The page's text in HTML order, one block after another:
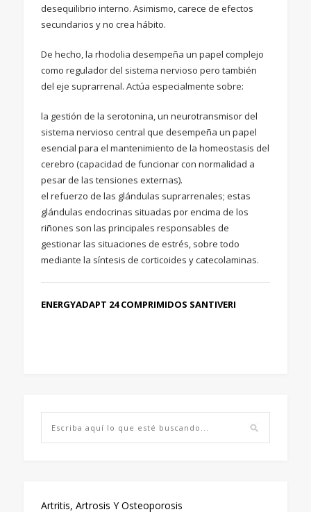
desequilibrio interno. Asimismo, carece de efectos
secundarios y no crea hábito.
De hecho, la rhodolia desempeña un papel complejo
como regulador del sistema nervioso pero también
del eje suprarrenal. Actúa especialmente sobre:
la gestión de la serotonina, un neurotransmisor del
sistema nervioso central que desempeña un papel
esencial para el mantenimiento de la homeostasis del
cerebro (capacidad de funcionar con normalidad a
pesar de las tensiones externas).
el refuerzo de las glándulas suprarrenales; estas
glándulas endocrinas situadas por encima de los
riñones son las principales responsables de
gestionar las situaciones de estrés, sobre todo
mediante la síntesis de corticoides y catecolaminas.
ENERGYADAPT 24 COMPRIMIDOS SANTIVERI
Artritis, Artrosis Y Osteoporosis